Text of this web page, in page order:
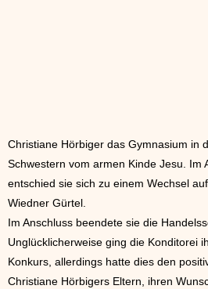
Christiane Hörbiger das Gymnasium in
Schwestern vom armen Kinde Jesu. Im
entschied sie sich zu einem Wechsel
Wiedner Gürtel.
Im Anschluss beendete sie die
Unglücklicherweise ging die Konditorei
Konkurs, allerdings hatte dies den
Christiane Hörbigers Eltern, ihren